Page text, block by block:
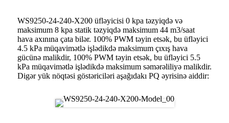
WS9250-24-240-X200 üfləyicisi 0 kpa təzyiqdə və
maksimum 8 kpa statik təzyiqdə maksimum 44 m3/saat
hava axınına çata bilər. 100% PWM təyin etsək, bu üfləyici
4.5 kPa müqavimətlə işlədikdə maksimum çıxış hava
gücünə malikdir, 100% PWM təyin etsək, bu üfləyici 5.5
kPa müqavimətlə işlədikdə maksimum səmərəliliyə malikdir.
Digər yük nöqtəsi göstəriciləri aşağıdakı PQ əyrisinə aiddir: